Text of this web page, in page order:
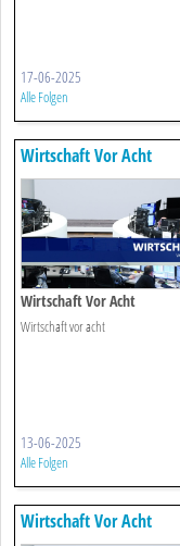
17-06-2025
Alle Folgen
Wirtschaft Vor Acht
Wirtschaft Vor Acht
Wirtschaft vor acht
13-06-2025
Alle Folgen
Wirtschaft Vor Acht